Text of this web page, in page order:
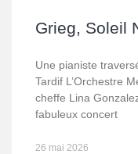
Grieg, Soleil
Une pianiste
Tardif L’Orchestre
cheffe Lina
fabuleux concert
26 mai 2026